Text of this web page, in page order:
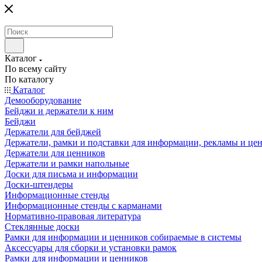
Каталог
По всему сайту
По каталогу
Каталог
Демооборудование
Бейджи и держатели к ним
Бейджи
Держатели для бейджей
Держатели, рамки и подставки для информации, рекламы и
Держатели для ценников
Держатели и рамки напольные
Доски для письма и информации
Доски-штендеры
Информационные стенды
Информационные стенды с карманами
Нормативно-правовая литература
Стеклянные доски
Рамки для информации и ценников собираемые в системы
Аксессуары для сборки и установки рамок
Рамки для информации и ценников